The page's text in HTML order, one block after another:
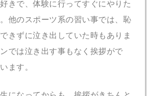
きで、体験に行ってすぐにやりた
他のスポーツ系の習い事では、恥
きずに泣き出していた時もありま
では泣き出す事もなく挨拶がで
ます。